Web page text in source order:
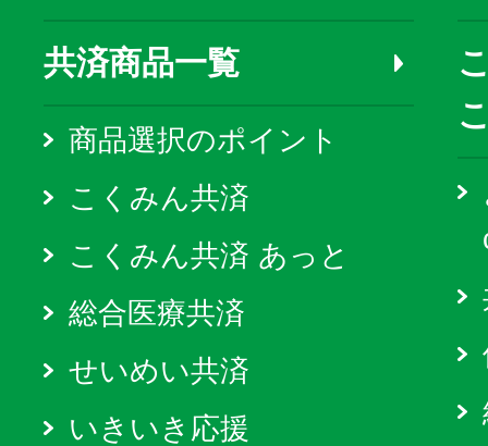
共済商品一覧
商品選択のポイント
こくみん共済
こくみん共済 あっと
総合医療共済
せいめい共済
いきいき応援